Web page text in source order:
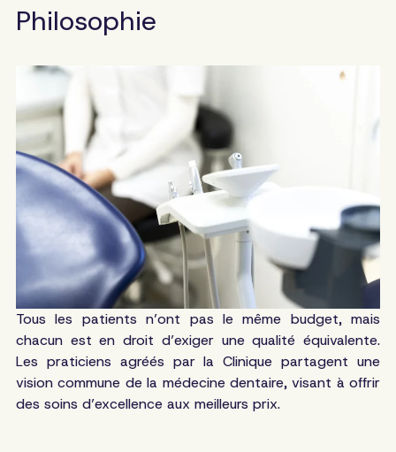
Philosophie
Tous les patients n’ont pas le même budget, mais
chacun est en droit d’exiger une qualité équivalente.
Les praticiens agréés par la Clinique partagent une
vision commune de la médecine dentaire, visant à offrir
des soins d’excellence aux meilleurs prix.